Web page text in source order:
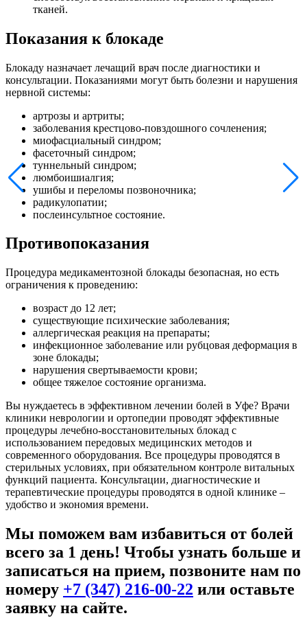
тканей.
Показания к блокаде
Блокаду назначает лечащий врач после диагностики и
консультации. Показаниями могут быть болезни и нарушения
нервной системы:
артрозы и артриты;
заболевания крестцово-повздошного сочленения;
миофасциальный синдром;
фасеточный синдром;
туннельный синдром;
люмбоишиалгия;
ушибы и переломы позвоночника;
радикулопатии;
послеинсультное состояние.
Противопоказания
Процедура медикаментозной блокады безопасная, но есть
ограничения к проведению:
возраст до 12 лет;
существующие психические заболевания;
аллергическая реакция на препараты;
инфекционное заболевание или рубцовая деформация в
зоне блокады;
нарушения свертываемости крови;
общее тяжелое состояние организма.
Вы нуждаетесь в эффективном лечении болей в Уфе? Врачи
клиники неврологии и ортопедии проводят эффективные
процедуры лечебно-восстановительных блокад с
использованием передовых медицинских методов и
современного оборудования. Все процедуры проводятся в
стерильных условиях, при обязательном контроле витальных
функций пациента. Консультации, диагностические и
терапевтические процедуры проводятся в одной клинике –
удобство и экономия времени.
Мы поможем вам избавиться от болей
всего за 1 день! Чтобы узнать больше и
записаться на прием, позвоните нам по
номеру +7 (347) 216-00-22 или оставьте
заявку на сайте.